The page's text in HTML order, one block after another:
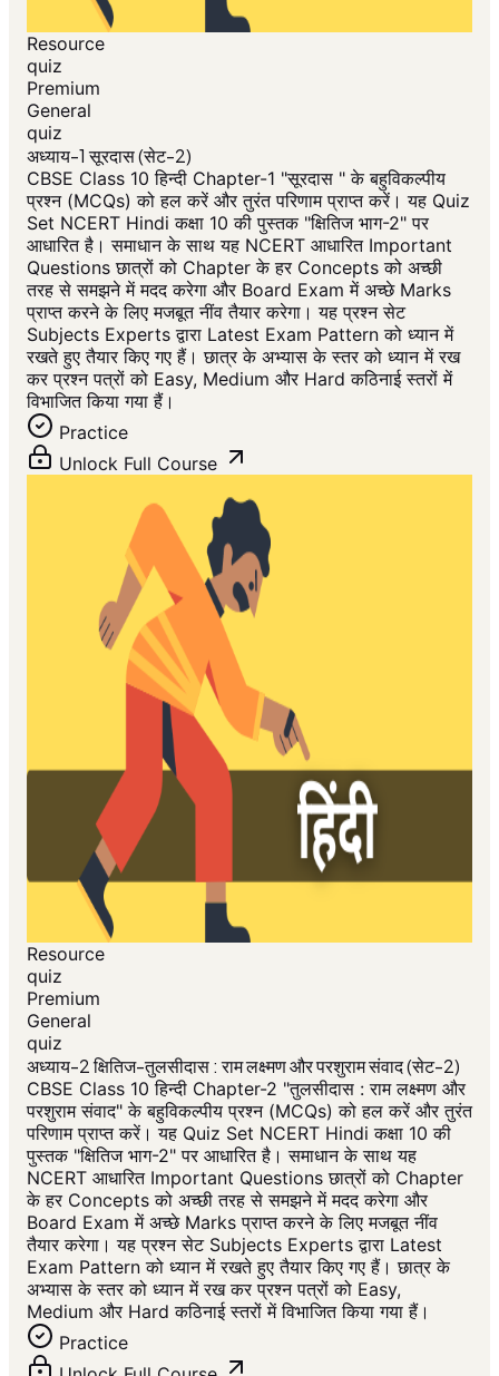
Resource
quiz
Premium
General
quiz
अध्याय-1 सूरदास (सेट-2)
CBSE Class 10 हिन्दी Chapter-1 "सूरदास " के बहुविकल्पीय
प्रश्न (MCQs) को हल करें और तुरंत परिणाम प्राप्त करें। यह Quiz
Set NCERT Hindi कक्षा 10 की पुस्तक "क्षितिज भाग-2" पर
आधारित है। समाधान के साथ यह NCERT आधारित Important
Questions छात्रों को Chapter के हर Concepts को अच्छी
तरह से समझने में मदद करेगा और Board Exam में अच्छे Marks
प्राप्त करने के लिए मजबूत नींव तैयार करेगा। यह प्रश्न सेट
Subjects Experts द्वारा Latest Exam Pattern को ध्यान में
रखते हुए तैयार किए गए हैं। छात्र के अभ्यास के स्तर को ध्यान में रख
कर प्रश्न पत्रों को Easy, Medium और Hard कठिनाई स्तरों में
विभाजित किया गया हैं।
Practice
Unlock Full Course
Resource
quiz
Premium
General
quiz
अध्याय-2 क्षितिज-तुलसीदास : राम लक्ष्मण और परशुराम संवाद (सेट-2)
CBSE Class 10 हिन्दी Chapter-2 "तुलसीदास : राम लक्ष्मण और
परशुराम संवाद" के बहुविकल्पीय प्रश्न (MCQs) को हल करें और तुरंत
परिणाम प्राप्त करें। यह Quiz Set NCERT Hindi कक्षा 10 की
पुस्तक "क्षितिज भाग-2" पर आधारित है। समाधान के साथ यह
NCERT आधारित Important Questions छात्रों को Chapter
के हर Concepts को अच्छी तरह से समझने में मदद करेगा और
Board Exam में अच्छे Marks प्राप्त करने के लिए मजबूत नींव
तैयार करेगा। यह प्रश्न सेट Subjects Experts द्वारा Latest
Exam Pattern को ध्यान में रखते हुए तैयार किए गए हैं। छात्र के
अभ्यास के स्तर को ध्यान में रख कर प्रश्न पत्रों को Easy,
Medium और Hard कठिनाई स्तरों में विभाजित किया गया हैं।
Practice